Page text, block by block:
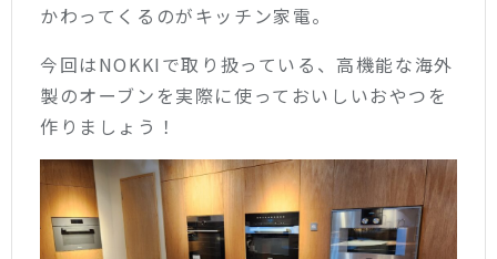
かわってくるのがキッチン家電。
今回はNOKKIで取り扱っている、高機能な海外
製のオーブンを実際に使っておいしいおやつを
作りましょう！